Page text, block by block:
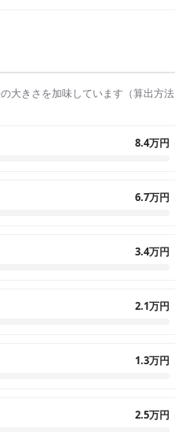
大きさを加味しています（算出方法
8.4万円
6.7万円
3.4万円
2.1万円
1.3万円
2.5万円